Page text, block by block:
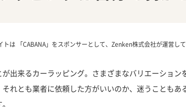
トは 「CABANA」をスポンサーとして、Zenken株式会社が運営して
出来るカーラッピング。さまざまなバリエーショ
れとも業者に依頼した方がいいのか、迷うことも